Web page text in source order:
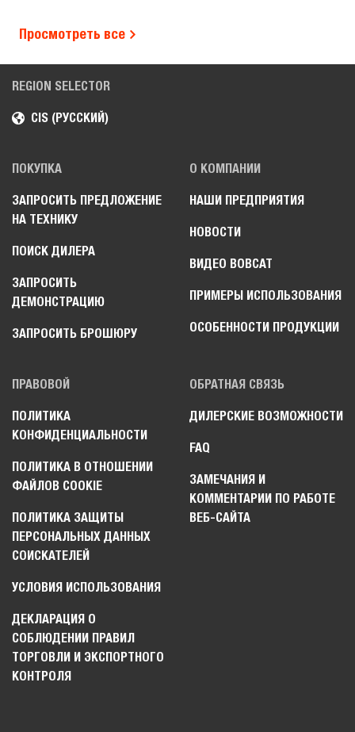
Просмотреть все
REGION SELECTOR
CIS (РУССКИЙ)
ПОКУПКА
ЗАПРОСИТЬ ПРЕДЛОЖЕНИЕ
НА ТЕХНИКУ
ПОИСК ДИЛЕРА
ЗАПРОСИТЬ
ДЕМОНСТРАЦИЮ
ЗАПРОСИТЬ БРОШЮРУ
О КОМПАНИИ
НАШИ ПРЕДПРИЯТИЯ
НОВОСТИ
ВИДЕО BOBCAT
ПРИМЕРЫ ИСПОЛЬЗОВАНИЯ
ОСОБЕННОСТИ ПРОДУКЦИИ
ПРАВОВОЙ
ПОЛИТИКА
КОНФИДЕНЦИАЛЬНОСТИ
ПОЛИТИКА В ОТНОШЕНИИ
ФАЙЛОВ COOKIE
ПОЛИТИКА ЗАЩИТЫ
ПЕРСОНАЛЬНЫХ ДАННЫХ
СОИСКАТЕЛЕЙ
УСЛОВИЯ ИСПОЛЬЗОВАНИЯ
ДЕКЛАРАЦИЯ О
СОБЛЮДЕНИИ ПРАВИЛ
ТОРГОВЛИ И ЭКСПОРТНОГО
КОНТРОЛЯ
ОБРАТНАЯ СВЯЗЬ
ДИЛЕРСКИЕ ВОЗМОЖНОСТИ
FAQ
ЗАМЕЧАНИЯ И
КОММЕНТАРИИ ПО РАБОТЕ
ВЕБ-САЙТА